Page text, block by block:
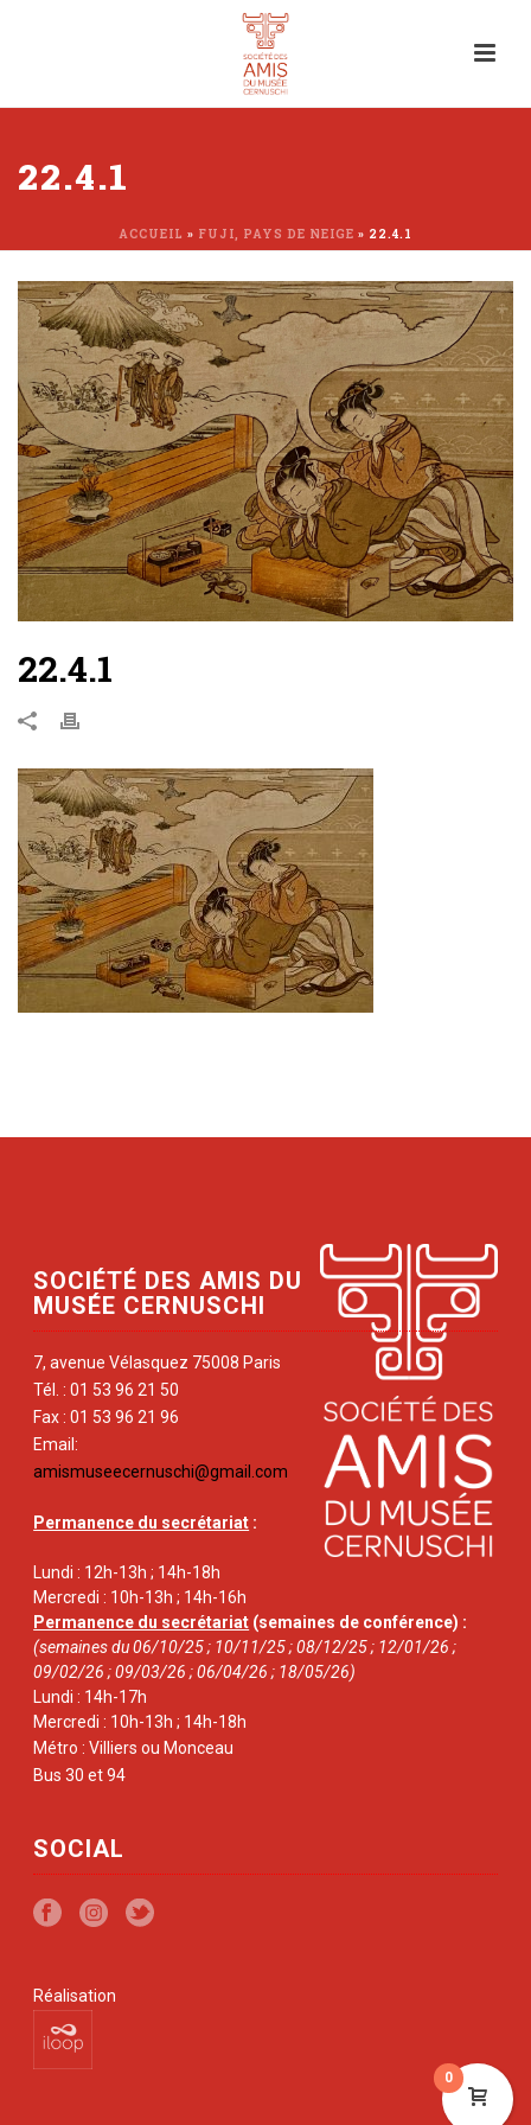
22.4.1
ACCUEIL » FUJI, PAYS DE NEIGE » 22.4.1
22.4.1
SOCIÉTÉ DES AMIS DU
MUSÉE CERNUSCHI
7, avenue Vélasquez 75008 Paris
Tél. : 01 53 96 21 50
Fax : 01 53 96 21 96
Email:
amismuseecernuschi@gmail.com
Permanence du secrétariat :
Lundi : 12h-13h ; 14h-18h
Mercredi : 10h-13h ; 14h-16h
Permanence du secrétariat (semaines de conférence) :
(semaines du 06/10/25 ; 10/11/25 ; 08/12/25 ; 12/01/26 ;
09/02/26 ; 09/03/26 ; 06/04/26 ; 18/05/26)
Lundi : 14h-17h
Mercredi : 10h-13h ; 14h-18h
Métro : Villiers ou Monceau
Bus 30 et 94
SOCIAL
Réalisation
0